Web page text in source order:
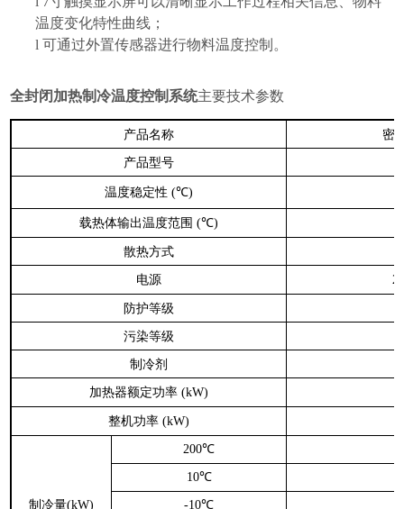
温度变化特性曲线；
l 可通过外置传感器进行物料温度控制。
全封闭加热制冷温度控制系统主要技术参数
产品名称
密
产品型号
温度稳定性 (℃)
载热体输出温度范围 (℃)
散热方式
电源
防护等级
污染等级
制冷剂
加热器额定功率 (kW)
整机功率 (kW)
制冷量(kW)
200℃
10℃
-10℃